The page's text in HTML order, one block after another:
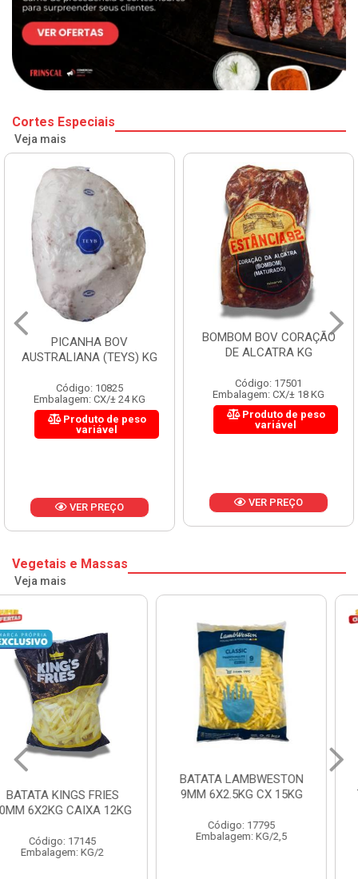
Cortes Especiais
Veja mais
BOMBOM BOV CORAÇÃO
DE ALCATRA KG
Código: 17501
Embalagem: CX/± 18 KG
Produto de peso
variável
VER PREÇO
FILE DE COSTELA
ENTRECOTE ESTANCIA KG
Código: 18299
Embalagem: CX/± 14,4 KG
Produto de peso
variável
VER PREÇO
Vegetais e Massas
Veja mais
9MM 6X2.5KG CX 15KG
Embalagem: KG/2,5
BATATA LAMBWESTON
7MM 8X2,25KG CX 18KG
Código: 18433
Embalagem: KG/2,25